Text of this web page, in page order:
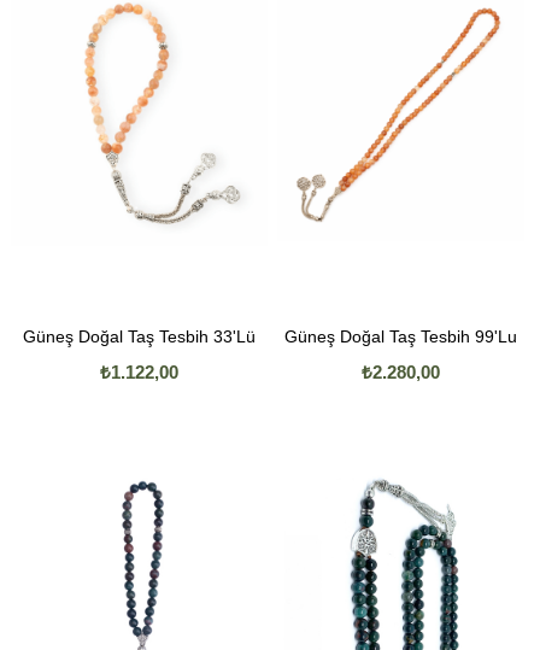
Güneş Doğal Taş Tesbih 33'Lü
₺1.122,00
Güneş Doğal Taş Tesbih 99'Lu
₺2.280,00